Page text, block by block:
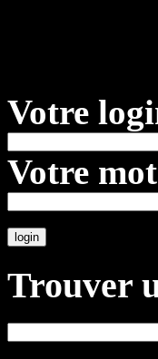
Votre
Votre
Trouver